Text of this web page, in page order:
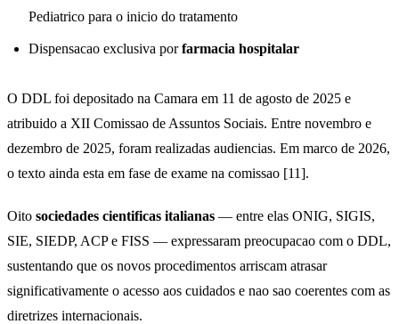
Pediatrico para o inicio do tratamento
Dispensacao exclusiva porfarmacia hospitalar
O DDL foi depositado na Camara em 11 de agosto de 2025 e
atribuido a XII Comissao de Assuntos Sociais. Entre novembro e
dezembro de 2025, foram realizadas audiencias. Em marco de 2026,
o texto ainda esta em fase de exame na comissao [11].
Oito sociedades cientificas italianas — entre elas ONIG, SIGIS,
SIE, SIEDP, ACP e FISS — expressaram preocupacao com o DDL,
sustentando que os novos procedimentos arriscam atrasar
significativamente o acesso aos cuidados e nao sao coerentes com as
diretrizes internacionais.